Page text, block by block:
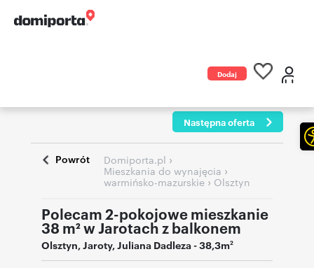
Dodaj
Następna oferta
Powrót Domiporta.pl ›
Mieszkania do wynajęcia ›
warmińsko-mazurskie› Olsztyn
Polecam 2-pokojowe mieszkanie
38 m² w Jarotach z balkonem
Olsztyn,Jaroty,Juliana Dadleza- 38,3m2